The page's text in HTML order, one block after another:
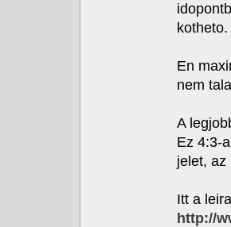
kotheto.
En
nem
A
Ez 4:3-
jelet, az
Itt a
http://